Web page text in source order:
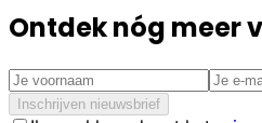
Ontdek nóg meer
Inschrijven nieuwsbrief